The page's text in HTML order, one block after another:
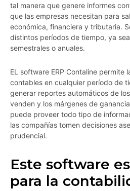
tal manera que genere informes
que las empresas necesitan para
económica, financiera y tributaria.
distintos períodos de tiempo, ya
semestrales o anuales.
EL software ERP Contaline permite
contables en cualquier período de
generar reportes automáticos de
venden y los márgenes de
puede proveer todo tipo de
las compañías tomen decisiones
prudencial.
Este software
para la